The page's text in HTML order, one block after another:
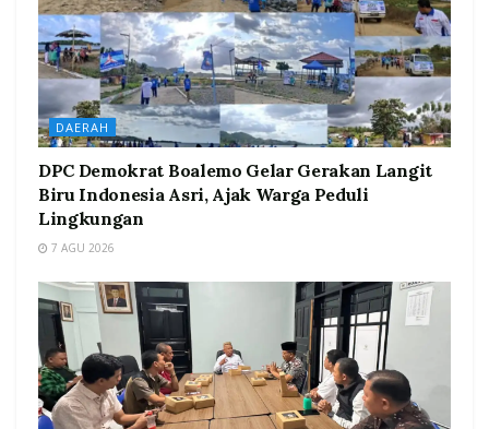
DAERAH
DPC Demokrat Boalemo Gelar Gerakan Langit
Biru Indonesia Asri, Ajak Warga Peduli
Lingkungan
7 AGU 2026